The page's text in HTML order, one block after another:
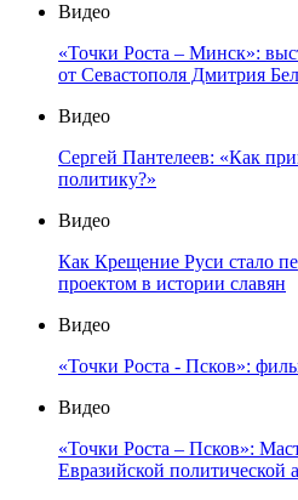
Видео
«Точки Роста – Минск»:
от Севастополя Дмитрия
Видео
Сергей Пантелеев: «Как
политику?»
Видео
Как Крещение Руси стало
проектом в истории славян
Видео
«Точки Роста - Псков»:
Видео
«Точки Роста – Псков»:
Евразийской политической